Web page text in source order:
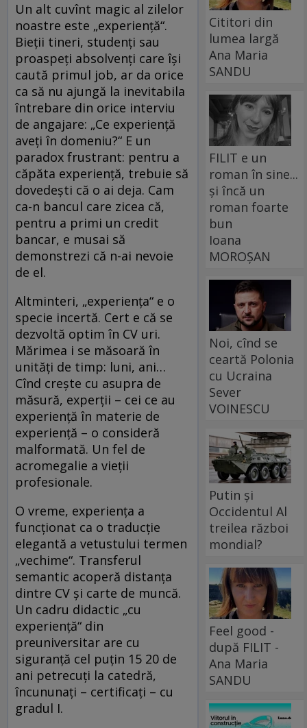
Un alt cuvînt magic al zilelor
noastre este „experienţă“.
Bieţii tineri, studenţi sau
proaspeţi absolvenţi care îşi
caută primul job, ar da orice
ca să nu ajungă la inevitabila
întrebare din orice interviu
de angajare: „Ce experienţă
aveţi în domeniu?“ E un
paradox frustrant: pentru a
căpăta experienţă, trebuie să
dovedeşti că o ai deja. Cam
ca-n bancul care zicea că,
pentru a primi un credit
bancar, e musai să
demonstrezi că n-ai nevoie
de el.
Altminteri, „experienţa“ e o
specie incertă. Cert e că se
dezvoltă optim în CV uri.
Mărimea i se măsoară în
unităţi de timp: luni, ani…
Cînd creşte cu asupra de
măsură, experţii – cei ce au
experienţă în materie de
experienţă – o consideră
malformată. Un fel de
acromegalie a vieţii
profesionale.
O vreme, experienţa a
funcţionat ca o traducţie
elegantă a vetustului termen
„vechime“. Transferul
semantic acoperă distanţa
dintre CV şi carte de muncă.
Un cadru didactic „cu
experienţă“ din
preuniversitar are cu
siguranţă cel puţin 15 20 de
ani petrecuţi la catedră,
încununaţi – certificaţi – cu
gradul I.
Cititori din
lumea largă
Ana Maria
SANDU
FILIT e un
roman în sine...
și încă un
roman foarte
bun
Ioana
MOROȘAN
Noi, cînd se
ceartă Polonia
cu Ucraina
Sever
VOINESCU
Putin și
Occidentul Al
treilea război
mondial?
Feel good -
după FILIT -
Ana Maria
SANDU